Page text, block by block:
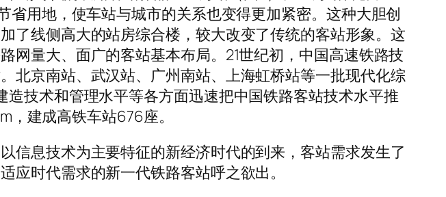
省用地，使车站与城市的关系也变得更加紧密。这种大胆创
了线侧高大的站房综合楼，较大改变了传统的客站形象。这
网量大、面广的客站基本布局。21世纪初，中国高速铁路技
北京南站、武汉站、广州南站、上海虹桥站等一批现代化综
技术和管理水平等各方面迅速把中国铁路客站技术水平推
建成高铁车站676座。
信息技术为主要特征的新经济时代的到来，客站需求发生了
时代需求的新一代铁路客站呼之欲出。